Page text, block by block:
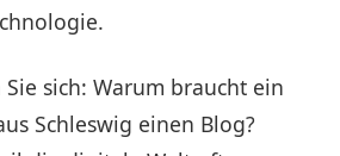
sich: Warum braucht ein
Schleswig einen Blog?